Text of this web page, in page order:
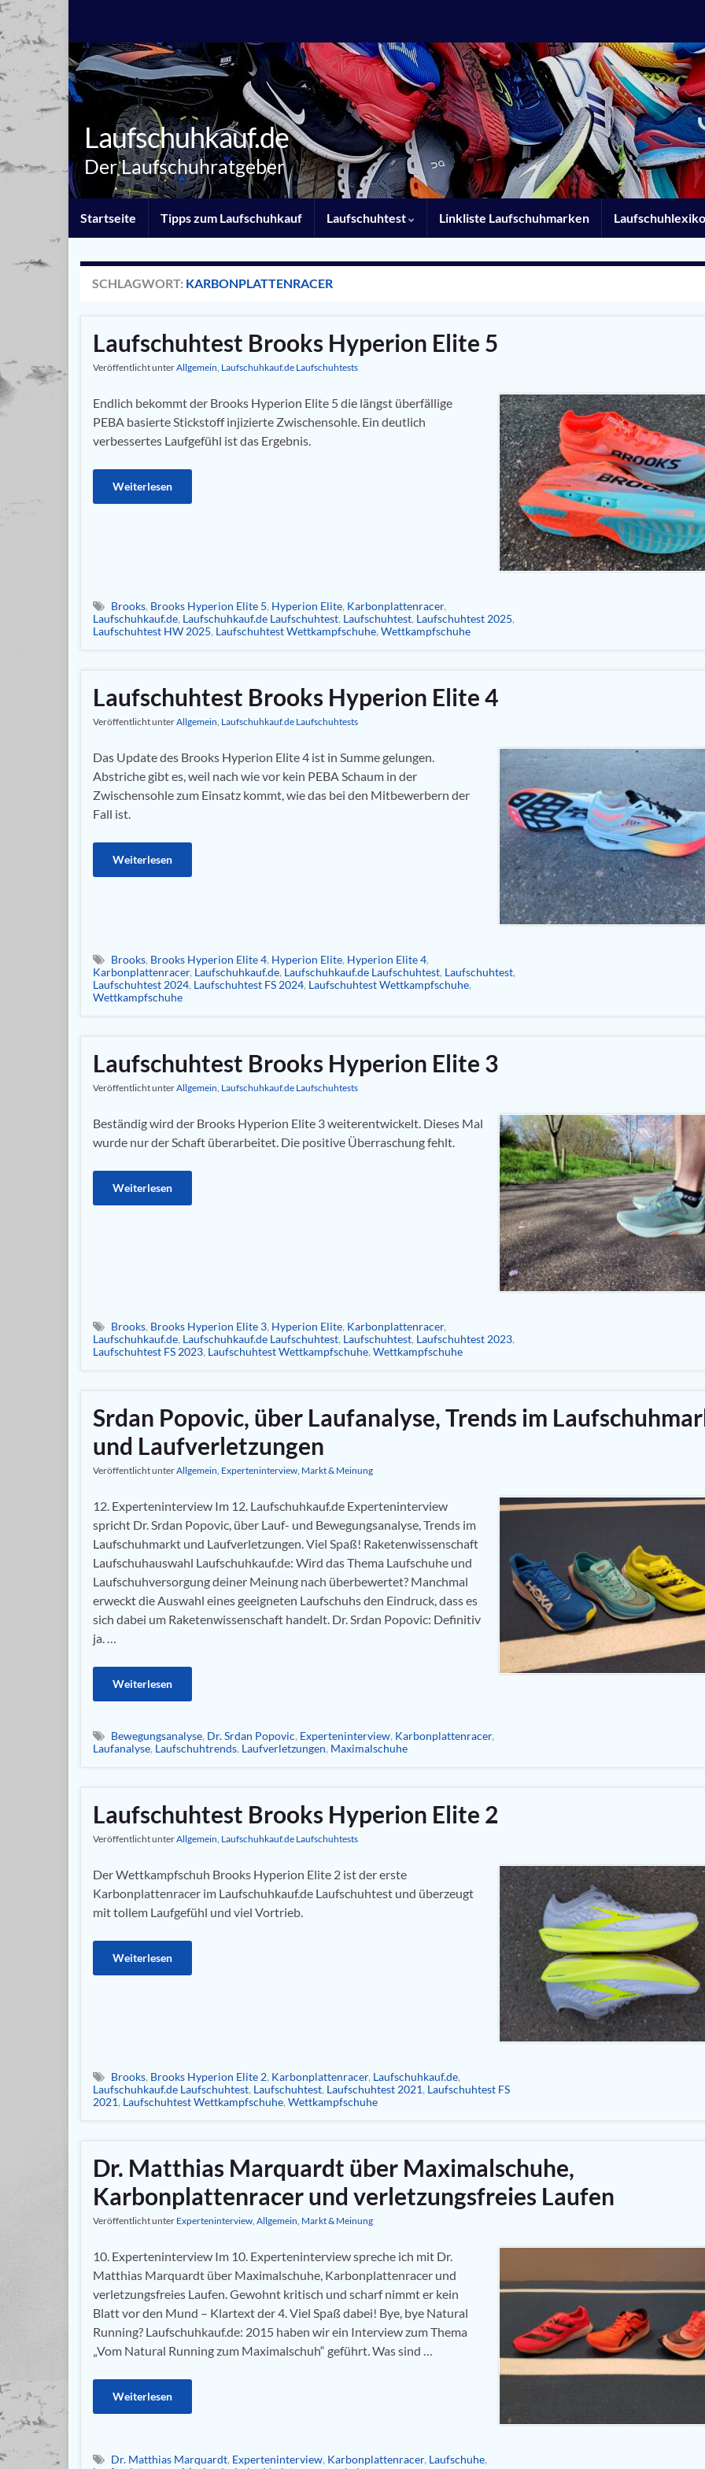
Laufschuhkauf.de
Der Laufschuhratgeber
Startseite Tipps zum Laufschuhkauf Laufschuhtest Linkliste Laufschuhmarken
SCHLAGWORT: KARBONPLATTENRACER
Laufschuhtest Brooks Hyperion Elite 5
Veröffentlicht unterAllgemein, Laufschuhkauf.de Laufschuhtests
Endlich bekommt der Brooks Hyperion Elite 5 die längst überfällige
PEBA basierte Stickstoff injizierte Zwischensohle. Ein deutlich
verbessertes Laufgefühl ist das Ergebnis.
Weiterlesen
Brooks, Brooks Hyperion Elite 5, Hyperion Elite, Karbonplattenracer,
Laufschuhkauf.de, Laufschuhkauf.de Laufschuhtest, Laufschuhtest, Laufschuhtest 2025,
Laufschuhtest HW 2025, Laufschuhtest Wettkampfschuhe, Wettkampfschuhe
Laufschuhtest Brooks Hyperion Elite 4
Veröffentlicht unterAllgemein Laufschuhkauf.de Laufschuhtests
Das Update des Brooks Hyperion Elite 4 ist in Summe gelungen.
Abstriche gibt es, weil nach wie vor kein PEBA Schaum in der
Zwischensohle zum Einsatz kommt, wie das bei den Mitbewerbern der
Fall ist.
Weiterlesen
Brooks, Brooks Hyperion Elite 4, Hyperion Elite, Hyperion Elite 4,
Karbonplattenracer, Laufschuhkauf.de, Laufschuhkauf.de Laufschuhtest, Laufschuhtest,
Laufschuhtest 2024, Laufschuhtest FS 2024, Laufschuhtest Wettkampfschuhe,
Wettkampfschuhe
Laufschuhtest Brooks Hyperion Elite 3
Veröffentlicht unterAllgemein, Laufschuhkauf.de Laufschuhtests
Beständig wird der Brooks Hyperion Elite 3 weiterentwickelt. Dieses Mal
wurde nur der Schaft überarbeitet. Die positive Überraschung fehlt.
Weiterlesen
Brooks, Brooks Hyperion Elite 3, Hyperion Elite, Karbonplattenracer,
Laufschuhkauf.de, Laufschuhkauf.de Laufschuhtest, Laufschuhtest, Laufschuhtest 2023,
Laufschuhtest FS 2023, Laufschuhtest Wettkampfschuhe, Wettkampfschuhe
Srdan Popovic, über Laufanalyse, Trends im
und Laufverletzungen
Veröffentlicht unterAllgemein Experteninterview Markt & Meinung
12. Experteninterview Im 12. Laufschuhkauf.de Experteninterview
spricht Dr. Srdan Popovic, über Lauf- und Bewegungsanalyse, Trends im
Laufschuhmarkt und Laufverletzungen. Viel Spaß! Raketenwissenschaft
Laufschuhauswahl Laufschuhkauf.de: Wird das Thema Laufschuhe und
Laufschuhversorgung deiner Meinung nach überbewertet? Manchmal
erweckt die Auswahl eines geeigneten Laufschuhs den Eindruck, dass es
sich dabei um Raketenwissenschaft handelt. Dr. Srdan Popovic: Definitiv
ja. …
Weiterlesen
Bewegungsanalyse, Dr. Srdan Popovic, Experteninterview, Karbonplattenracer,
Laufanalyse, Laufschuhtrends, Laufverletzungen, Maximalschuhe
Laufschuhtest Brooks Hyperion Elite 2
Veröffentlicht unterAllgemein Laufschuhkauf.de Laufschuhtests
Der Wettkampfschuh Brooks Hyperion Elite 2 ist der erste
Karbonplattenracer im Laufschuhkauf.de Laufschuhtest und überzeugt
mit tollem Laufgefühl und viel Vortrieb.
Weiterlesen
Brooks, Brooks Hyperion Elite 2, Karbonplattenracer, Laufschuhkauf.de,
Laufschuhkauf.de Laufschuhtest, Laufschuhtest, Laufschuhtest 2021, Laufschuhtest FS
2021, Laufschuhtest Wettkampfschuhe, Wettkampfschuhe
Dr. Matthias Marquardt über Maximalschuhe,
Karbonplattenracer und verletzungsfreies Laufen
Veröffentlicht unter Experteninterview, Allgemein, Markt & Meinung
10. Experteninterview Im 10. Experteninterview spreche ich mit Dr.
Matthias Marquardt über Maximalschuhe, Karbonplattenracer und
verletzungsfreies Laufen. Gewohnt kritisch und scharf nimmt er kein
Blatt vor den Mund – Klartext der 4. Viel Spaß dabei! Bye, bye Natural
Running? Laufschuhkauf.de: 2015 haben wir ein Interview zum Thema
„Vom Natural Running zum Maximalschuh“ geführt. Was sind …
Weiterlesen
Dr. Matthias Marquardt, Experteninterview, Karbonplattenracer, Laufschuhe,